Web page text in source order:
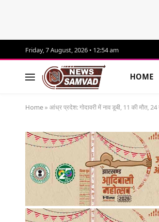
Friday, 7 August, 2026 • 12:54 am
HOME
Home » आंध्र प्रदेश: गोदावरी में नाव डूबी, 11 की मौत, 24